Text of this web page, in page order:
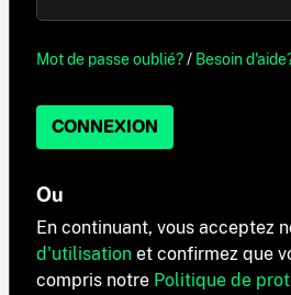
Mot de passe oublié?/ Besoin
CONNEXION
Ou
En continuant, vous acceptez
d'utilisation et confirmez que
compris notre Politique de